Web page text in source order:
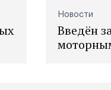
Новости
Введён